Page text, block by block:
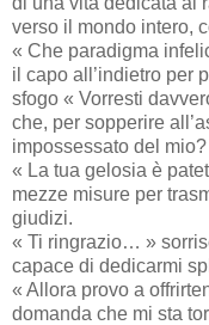
verso il mondo intero,
« Che paradigma
il capo all’indietro per
sfogo « Vorresti
che, per sopperire
impossessato del
« La tua gelosia è
mezze misure per
giudizi.
« Ti ringrazio… »
capace di dedicarmi
« Allora provo a
domanda che mi sta